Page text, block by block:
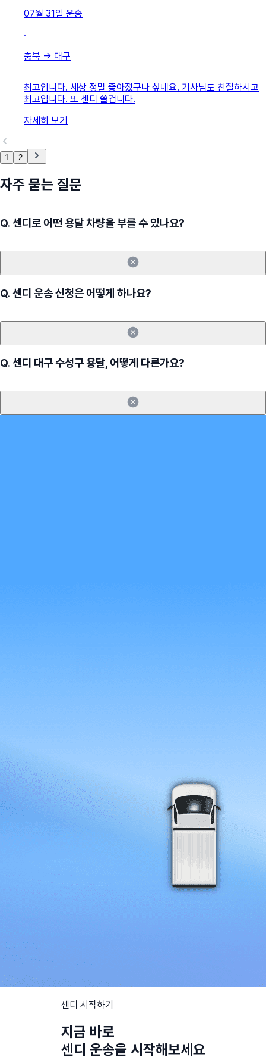
07월 31일 운송
·
충북 → 대구
최고입니다. 세상 정말 좋아졌구나 싶네요. 기사님도 친절하시고
최고입니다. 또 센디 쓸겁니다.
자세히 보기
1 2
자주 묻는 질문
Q.센디로 어떤 용달 차량을 부를 수 있나요?
Q.센디 운송 신청은 어떻게 하나요?
Q.센디 대구 수성구 용달, 어떻게 다른가요?
센디 시작하기
지금 바로
센디 운송을 시작해보세요